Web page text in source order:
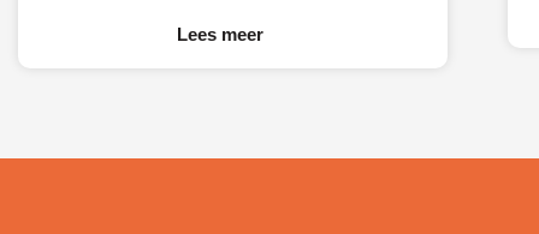
economie, het ondernemingsklimaat en
Lees meer